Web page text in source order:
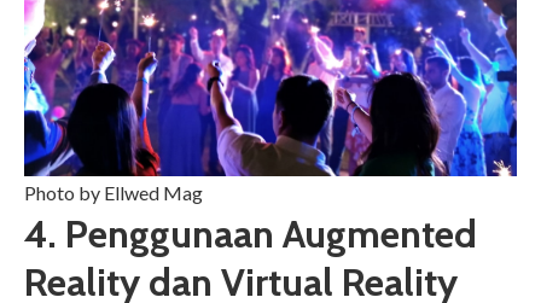
Photo by Ellwed Mag
4. Penggunaan Augmented
Reality dan Virtual Reality